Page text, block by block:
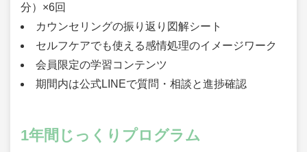
分）×6回
カウンセリングの振り返り図解シート
セルフケアでも使える感情処理のイメージワーク
会員限定の学習コンテンツ
期間内は公式LINEで質問・相談と進捗確認
1年間じっくりプログラム